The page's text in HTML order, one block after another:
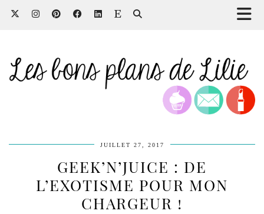
JUILLET 27, 2017
GEEK’N’JUICE : DE
L’EXOTISME POUR MON
CHARGEUR !